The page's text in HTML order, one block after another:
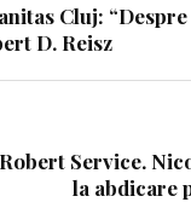
Cluj:
D. Reisz
Service.
la abdicare